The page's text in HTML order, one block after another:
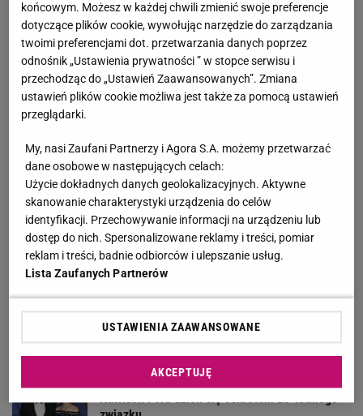
Księżniczka idzie do wojska. Tyle czasu będzie
pełnić służbę
Koledzy z branży nie mieli litości dla Kłeczka.
"Odpiął wrotki"
Wróciła do prowadzenia samochodu po 12-
letniej przerwie. Mówi, co pomogło jej
przełamać strach
MATERIAŁ PROMOCYJNY
Żona zostawiła go dla 21-latka. Wrócił z trasy i
zastał pusty dom
Sugerowali Polkowi, by nie mówił o chorobie.
Teraz ujawnia prawdę
Miłość swojego życia poznał mając 59 lat. Dziś
Harrison Ford dzieli się sekretem 20-letniego
końcowym. Możesz w każdej chwili zmienić swoje preferencje
dotyczące plików cookie, wywołując narzędzie do zarządzania
twoimi preferencjami dot. przetwarzania danych poprzez
odnośnik „Ustawienia prywatności ” w stopce serwisu i
przechodząc do „Ustawień Zaawansowanych”. Zmiana
ustawień plików cookie możliwa jest także za pomocą ustawień
przeglądarki.
My, nasi Zaufani Partnerzy i Agora S.A. możemy przetwarzać
dane osobowe w następujących celach:
Użycie dokładnych danych geolokalizacyjnych. Aktywne
skanowanie charakterystyki urządzenia do celów
identyfikacji. Przechowywanie informacji na urządzeniu lub
dostęp do nich. Spersonalizowane reklamy i treści, pomiar
reklam i treści, badnie odbiorców i ulepszanie usług.
Lista Zaufanych Partnerów
USTAWIENIA ZAAWANSOWANE
AKCEPTUJĘ